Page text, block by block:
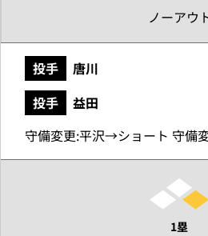
ノーアウ
投手
唐川
投手
益田
守備変更:平沢→ショート 守備
1塁